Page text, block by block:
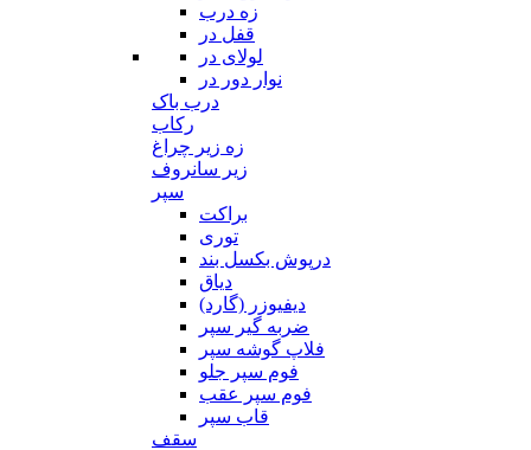
زه درب
قفل در
لولای در
نوار دور در
درب باک
رکاب
زه زیر چراغ
زیر سانروف
سپر
براکت
توری
درپوش بکسل بند
دیاق
دیفیوزر (گارد)
ضربه گیر سپر
فلاپ گوشه سپر
فوم سپر جلو
فوم سپر عقب
قاب سپر
سقف